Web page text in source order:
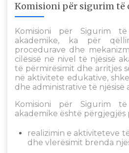
Komisioni për sigurim të
Komisioni për Sigurim
akademike, ka për
procedurave dhe
cilësisë në nivel të njësisë
të përmirësimit dhe arritjes
në aktivitete edukative,
dhe administrative të njësisë
Komisioni për Sigurim
akademike është përgjegjës
realizimin e aktiviteteve
dhe vlerësimit brenda